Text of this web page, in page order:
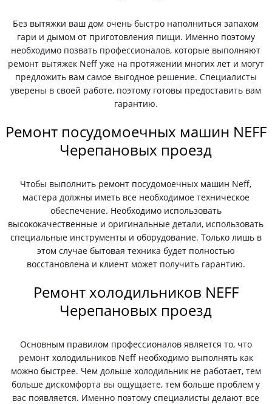
Без вытяжки ваш дом очень быстро наполниться запахом
гари и дымом от приготовления пищи. Именно поэтому
необходимо позвать профессионалов, которые выполняют
ремонт вытяжек Neff уже на протяжении многих лет и могут
предложить вам самое выгодное решение. Специалисты
уверены в своей работе, поэтому готовы предоставить вам
гарантию.
Ремонт посудомоечных машин NEFF
Черепановых проезд
Чтобы выполнить ремонт посудомоечных машин Neff,
мастера должны иметь все необходимое техническое
обеспечение. Необходимо использовать
высококачественные и оригинальные детали, использовать
специальные инструменты и оборудование. Только лишь в
этом случае бытовая техника будет полностью
восстановлена и клиент может получить гарантию.
Ремонт холодильников NEFF
Черепановых проезд
Основным правилом профессионалов является то, что
ремонт холодильников Neff необходимо выполнять как
можно быстрее. Чем дольше холодильник не работает, тем
больше дискомфорта вы ощущаете, тем больше проблем у
вас появляется. Именно поэтому специалисты делают все